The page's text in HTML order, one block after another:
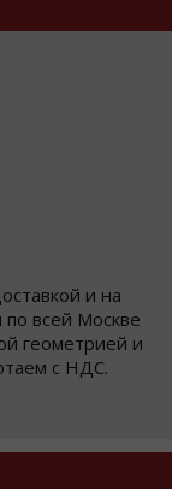
и на
всей Москве
геометрией и
с НДС.